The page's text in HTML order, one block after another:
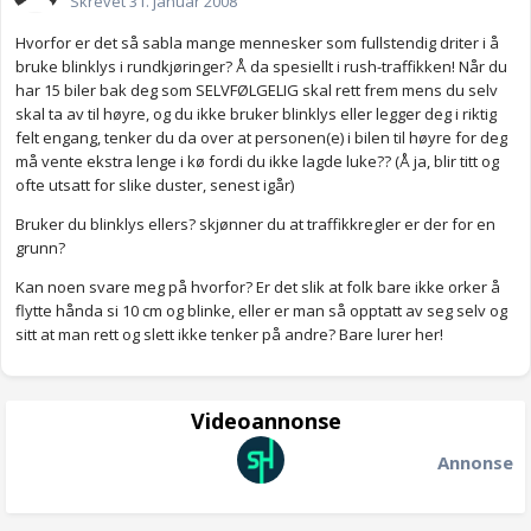
Hvorfor er det så sabla mange mennesker som fullstendig driter i å
bruke blinklys i rundkjøringer? Å da spesiellt i rush-traffikken! Når du
har 15 biler bak deg som SELVFØLGELIG skal rett frem mens du selv
skal ta av til høyre, og du ikke bruker blinklys eller legger deg i riktig
felt engang, tenker du da over at personen(e) i bilen til høyre for deg
må vente ekstra lenge i kø fordi du ikke lagde luke?? (Å ja, blir titt og
ofte utsatt for slike duster, senest igår)
Bruker du blinklys ellers? skjønner du at traffikkregler er der for en
grunn?
Kan noen svare meg på hvorfor? Er det slik at folk bare ikke orker å
flytte hånda si 10 cm og blinke, eller er man så opptatt av seg selv og
sitt at man rett og slett ikke tenker på andre? Bare lurer her!
Videoannonse
Annonse